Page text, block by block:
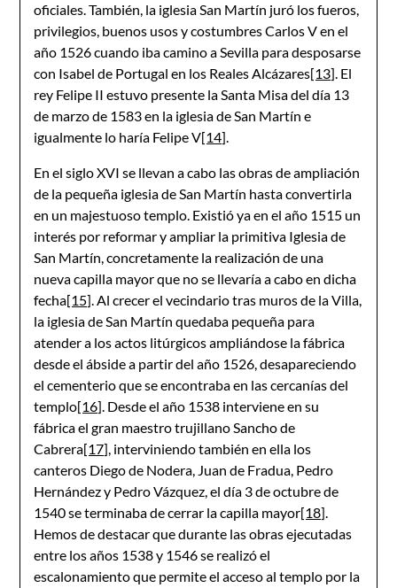
oficiales. También, la iglesia San Martín juró los fueros,
privilegios, buenos usos y costumbres Carlos V en el
año 1526 cuando iba camino a Sevilla para desposarse
con Isabel de Portugal en los Reales Alcázares[13]. El
rey Felipe II estuvo presente la Santa Misa del día 13
de marzo de 1583 en la iglesia de San Martín e
igualmente lo haría Felipe V[14].
En el siglo XVI se llevan a cabo las obras de ampliación
de la pequeña iglesia de San Martín hasta convertirla
en un majestuoso templo. Existió ya en el año 1515 un
interés por reformar y ampliar la primitiva Iglesia de
San Martín, concretamente la realización de una
nueva capilla mayor que no se llevaría a cabo en dicha
fecha[15]. Al crecer el vecindario tras muros de la Villa,
la iglesia de San Martín quedaba pequeña para
atender a los actos litúrgicos ampliándose la fábrica
desde el ábside a partir del año 1526, desapareciendo
el cementerio que se encontraba en las cercanías del
templo[16]. Desde el año 1538 interviene en su
fábrica el gran maestro trujillano Sancho de
Cabrera[17], interviniendo también en ella los
canteros Diego de Nodera, Juan de Fradua, Pedro
Hernández y Pedro Vázquez, el día 3 de octubre de
1540 se terminaba de cerrar la capilla mayor[18].
Hemos de destacar que durante las obras ejecutadas
entre los años 1538 y 1546 se realizó el
escalonamiento que permite el acceso al templo por la